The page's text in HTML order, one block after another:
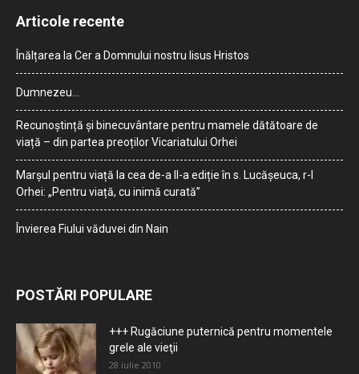
Articole recente
Înălțarea la Cer a Domnului nostru Iisus Hristos
Dumnezeu…
Recunoștință și binecuvântare pentru mamele dătătoare de
viață – din partea preoților Vicariatului Orhei
Marșul pentru viață la cea de-a II-a ediție în s. Lucășeuca, r-l
Orhei: „Pentru viață, cu inimă curată”
Învierea Fiului văduvei din Nain
POSTĂRI POPULARE
+++ Rugăciune puternică pentru momentele
grele ale vieţii
28 iulie 2010